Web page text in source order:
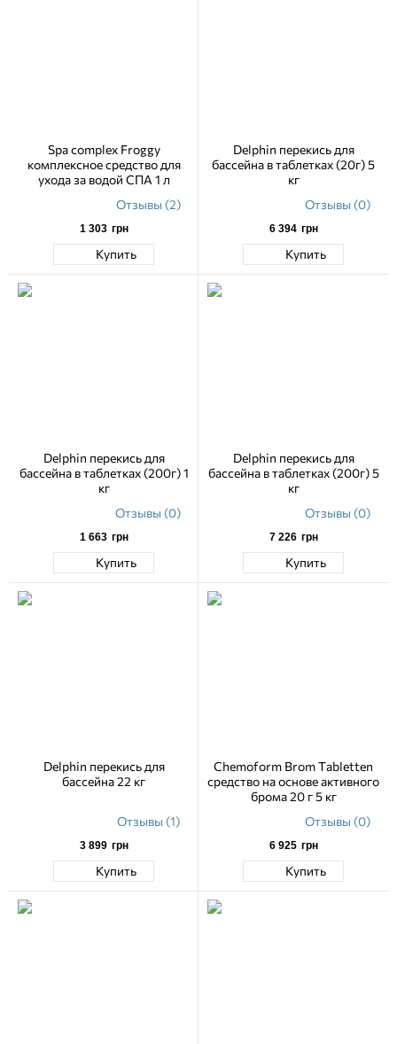
Spa complex Froggy
комплексное средство для
ухода за водой СПА 1 л
Отзывы (2)
1 303 грн
Купить
Delphin перекись для
бассейна в таблетках (20г) 5
кг
Отзывы (0)
6 394 грн
Купить
Delphin перекись для
бассейна в таблетках (200г) 1
кг
Отзывы (0)
1 663 грн
Купить
Delphin перекись для
бассейна в таблетках (200г) 5
кг
Отзывы (0)
7 226 грн
Купить
Delphin перекись для
бассейна 22 кг
Отзывы (1)
3 899 грн
Купить
Chemoform Brom Tabletten
средство на основе активного
брома 20 г 5 кг
Отзывы (0)
6 925 грн
Купить